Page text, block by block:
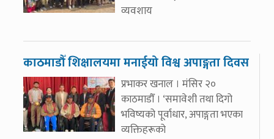
व्यवशाय
काठमाडौँ शिक्षालयमा मनाईयो विश्व अपाङ्गता दिवस
प्रभाकर खनाल । मंसिर २०
काठमाडौँ । ‘समावेशी तथा दिगो
भविष्यको पूर्वाधार, अपाङ्गता भएका
व्यक्तिहरूको